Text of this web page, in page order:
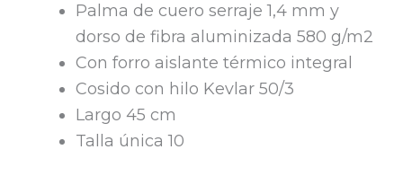
Palma de cuero serraje 1,4 mm y
dorso de fibra aluminizada 580 g/m2
Con forro aislante térmico integral
Cosido con hilo Kevlar 50/3
Largo 45 cm
Talla única 10